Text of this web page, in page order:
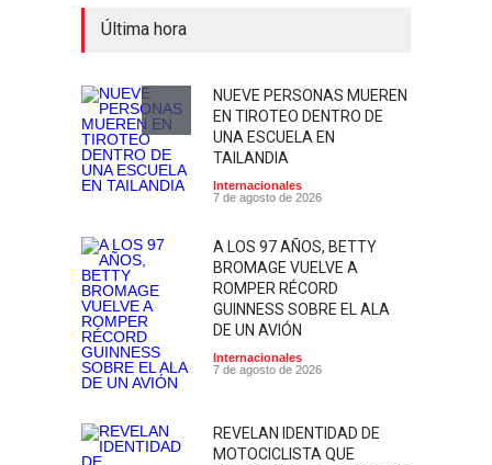
Última hora
NUEVE PERSONAS MUEREN
EN TIROTEO DENTRO DE
UNA ESCUELA EN
TAILANDIA
Internacionales
7 de agosto de 2026
A LOS 97 AÑOS, BETTY
BROMAGE VUELVE A
ROMPER RÉCORD
GUINNESS SOBRE EL ALA
DE UN AVIÓN
Internacionales
7 de agosto de 2026
REVELAN IDENTIDAD DE
MOTOCICLISTA QUE